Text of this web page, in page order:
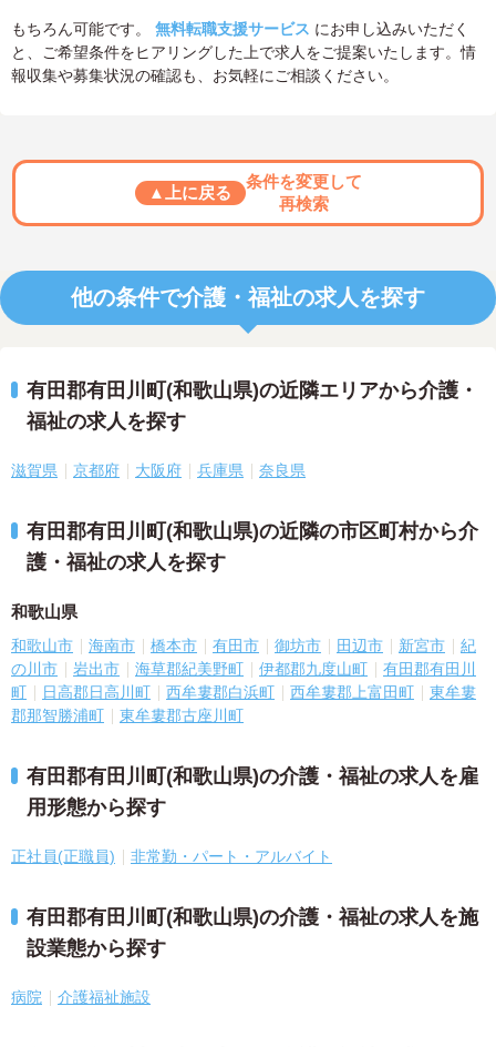
もちろん可能です。 無料転職支援サービス にお申し込みいただく
と、ご希望条件をヒアリングした上で求人をご提案いたします。情
報収集や募集状況の確認も、お気軽にご相談ください。
▲上に戻る
条件を変更して
再検索
他の条件で介護・福祉の求人を探す
有田郡有田川町(和歌山県)の近隣エリアから介護・
福祉の求人を探す
滋賀県 京都府 大阪府 兵庫県 奈良県
有田郡有田川町(和歌山県)の近隣の市区町村から介
護・福祉の求人を探す
和歌山県
和歌山市 海南市 橋本市 有田市 御坊市 田辺市 新宮市
紀
の川市
岩出市 海草郡紀美野町 伊都郡九度山町
有田郡有田川
町
日高郡日高川町 西牟婁郡白浜町 西牟婁郡上富田町
東牟婁
郡那智勝浦町
東牟婁郡古座川町
有田郡有田川町(和歌山県)の介護・福祉の求人を雇
用形態から探す
正社員(正職員) 非常勤・パート・アルバイト
有田郡有田川町(和歌山県)の介護・福祉の求人を施
設業態から探す
病院 介護福祉施設